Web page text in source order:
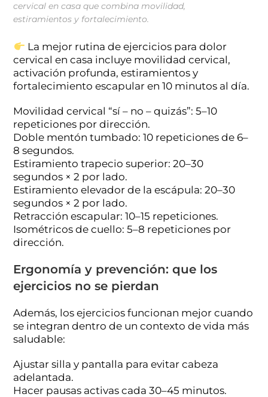
cervical en casa que combina movilidad,
estiramientos y fortalecimiento.
La mejor rutina de ejercicios para dolor
cervical en casa incluye movilidad cervical,
activación profunda, estiramientos y
fortalecimiento escapular en 10 minutos al día.
Movilidad cervical “sí – no – quizás”: 5–10
repeticiones por dirección.
Doble mentón tumbado: 10 repeticiones de 6–
8 segundos.
Estiramiento trapecio superior: 20–30
segundos × 2 por lado.
Estiramiento elevador de la escápula: 20–30
segundos × 2 por lado.
Retracción escapular: 10–15 repeticiones.
Isométricos de cuello: 5–8 repeticiones por
dirección.
Ergonomía y prevención: que los
ejercicios no se pierdan
Además, los ejercicios funcionan mejor cuando
se integran dentro de un contexto de vida más
saludable:
Ajustar silla y pantalla para evitar cabeza
adelantada.
Hacer pausas activas cada 30–45 minutos.